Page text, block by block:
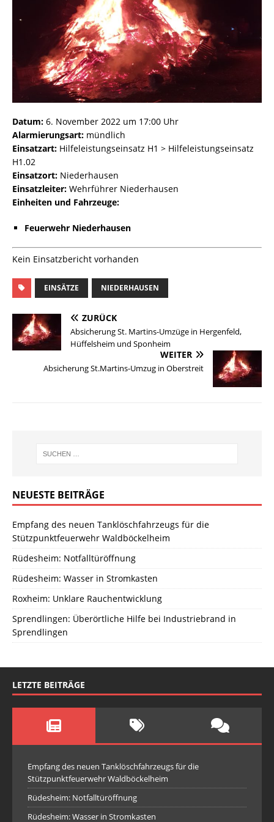
Datum: 6. November 2022 um 17:00 Uhr
Alarmierungsart: mündlich
Einsatzart: Hilfeleistungseinsatz H1 > Hilfeleistungseinsatz
H1.02
Einsatzort: Niederhausen
Einsatzleiter: Wehrführer Niederhausen
Einheiten und Fahrzeuge:
Feuerwehr Niederhausen
Kein Einsatzbericht vorhanden
EINSÄTZE NIEDERHAUSEN
ZURÜCK
Absicherung St. Martins-Umzüge in Hergenfeld,
Hüffelsheim und Sponheim
WEITER
Absicherung St.Martins-Umzug in Oberstreit
NEUESTE BEITRÄGE
Empfang des neuen Tanklöschfahrzeugs für die
Stützpunktfeuerwehr Waldböckelheim
Rüdesheim: Notfalltüröffnung
Rüdesheim: Wasser in Stromkasten
Roxheim: Unklare Rauchentwicklung
Sprendlingen: Überörtliche Hilfe bei Industriebrand in
Sprendlingen
LETZTE BEITRÄGE
Empfang des neuen Tanklöschfahrzeugs für die
Stützpunktfeuerwehr Waldböckelheim
Rüdesheim: Notfalltüröffnung
Rüdesheim: Wasser in Stromkasten